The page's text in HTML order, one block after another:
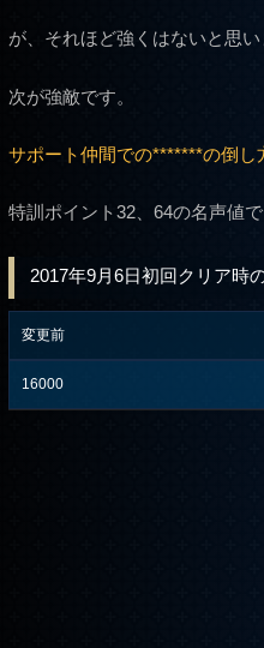
が、それほど強くはないと思
次が強敵です。
サポート仲間での*******の倒し
特訓ポイント32、64の名声値
2017年9月6日初回クリア時
変更前
16000